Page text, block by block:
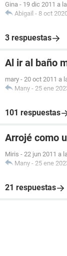
Gina - 19 dic 2011 a
Abigail - 8 oct
3 respuestas
Al ir al baño
mary - 20 oct 2011 a
Many - 25 ene
101 respuestas
Arrojé como
Miris - 22 jun 2011 a
Many - 25 ene
21 respuestas